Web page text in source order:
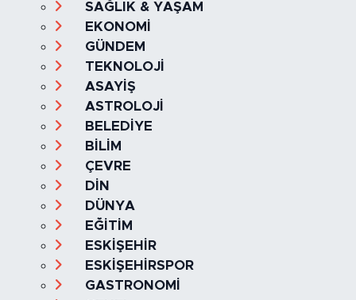
SAĞLIK & YAŞAM
EKONOMİ
GÜNDEM
TEKNOLOJİ
ASAYİŞ
ASTROLOJİ
BELEDİYE
BİLİM
ÇEVRE
DİN
DÜNYA
EĞİTİM
ESKİŞEHİR
ESKİŞEHİRSPOR
GASTRONOMİ